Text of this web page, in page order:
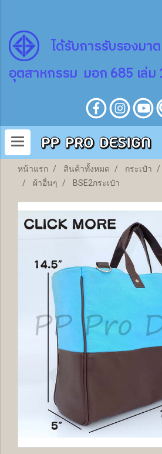
ได้รับการรับรองม
อุตสาหกรรม มอก 685 เล่ม
หน้าแรก สินค้าทั้งหมด กระเป๋า
ผ้าอื่นๆ
BSE2กระเป๋า